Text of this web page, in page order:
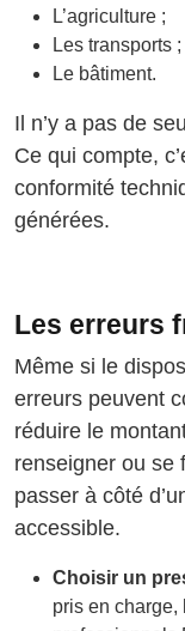
L’agriculture ;
Les transports ;
Le bâtiment.
Il n’y a pas de
Ce qui compte,
conformité
générées.
Les erreurs
Même si le
erreurs peuvent
réduire le
renseigner ou se
passer à côté
accessible.
Choisir un
pris en charge,